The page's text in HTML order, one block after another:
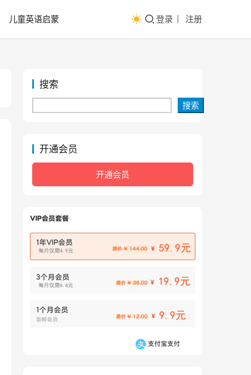
儿童英语启蒙 登录 注册
搜索
搜索
开通会员
开通会员